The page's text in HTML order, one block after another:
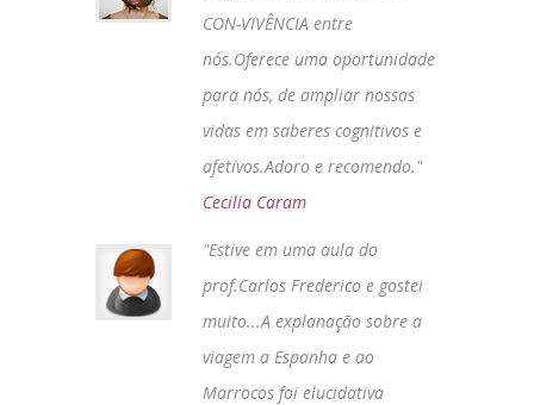
CON-VIVÊNCIA entre
nós.Oferece uma oportunidade
para nós, de ampliar nossas
vidas em saberes cognitivos e
afetivos.Adoro e recomendo."
Cecilia Caram
"Estive em uma aula do
prof.Carlos Frederico e gostei
muito...A explanação sobre a
viagem a Espanha e ao
Marrocos foi elucidativa